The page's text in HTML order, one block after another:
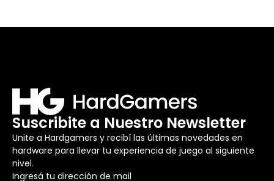
Suscribite a Nuestro Newsletter
Unite a Hardgamers y recibí las últimas novedades en
hardware para llevar tu experiencia de juego al siguiente
nivel.